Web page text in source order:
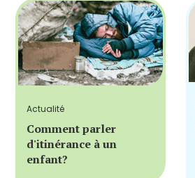
Actualité
Comment parler
d'itinérance à un
enfant?